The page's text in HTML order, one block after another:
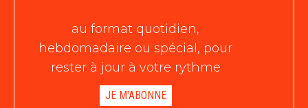
au format quotidien,
hebdomadaire ou spécial, pour
rester à jour à votre rythme
JE M'ABONNE